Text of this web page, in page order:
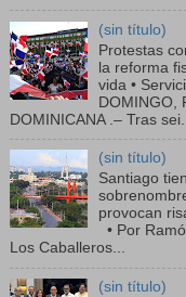
(sin título)
Protestas
la reforma
vida •
DOMINGO,
DOMINICANA .– Tras sei...
(sin título)
Santiago
provocan
• Por
Los Caballeros...
(sin título)